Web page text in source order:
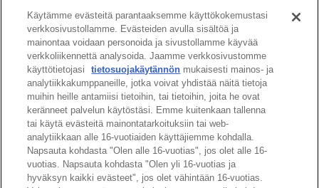
Download Kuvasto
Sivun ylös
Käytämme evästeitä parantaaksemme käyttökokemustasi
verkkosivustollamme. Evästeiden avulla sisältöä ja
mainontaa voidaan personoida ja sivustollamme käyvää
verkkoliikennettä analysoida. Jaamme verkkosivustomme
käyttötietojasi
tietosuojakäytännön mukaisesti mainos- ja
analytiikkakumppaneille, jotka voivat yhdistää näitä tietoja
muihin heille antamiisi tietoihin, tai tietoihin, joita he ovat
keränneet palvelun käytöstäsi. Emme kuitenkaan tallenna
tai käytä evästeitä mainontatarkoituksiin tai web-
analytiikkaan alle 16-vuotiaiden käyttäjiemme kohdalla.
Napsauta kohdasta "Olen alle 16-vuotias", jos olet alle 16-
vuotias. Napsauta kohdasta "Olen yli 16-vuotias ja
hyväksyn kaikki evästeet", jos olet vähintään 16-vuotias.